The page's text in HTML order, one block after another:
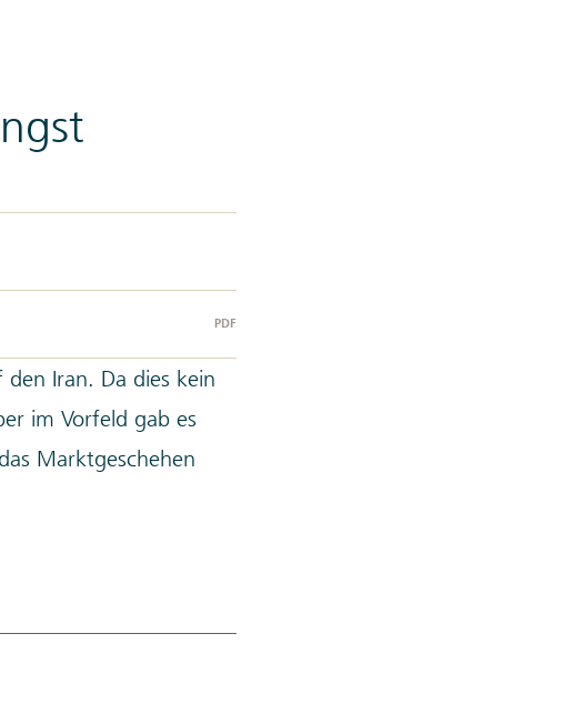
PDF
Iran. Da dies kein
im Vorfeld gab es
Marktgeschehen